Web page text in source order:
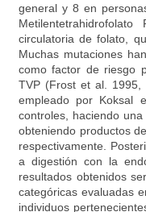
general y 8 en
circulatoria de folato,
Muchas mutaciones
como factor de riesgo
TVP (Frost et al. 1995,
empleado por Koksal
controles, haciendo
obteniendo productos
respectivamente.
a digestión con la
resultados obtenidos
categóricas evaluadas
individuos